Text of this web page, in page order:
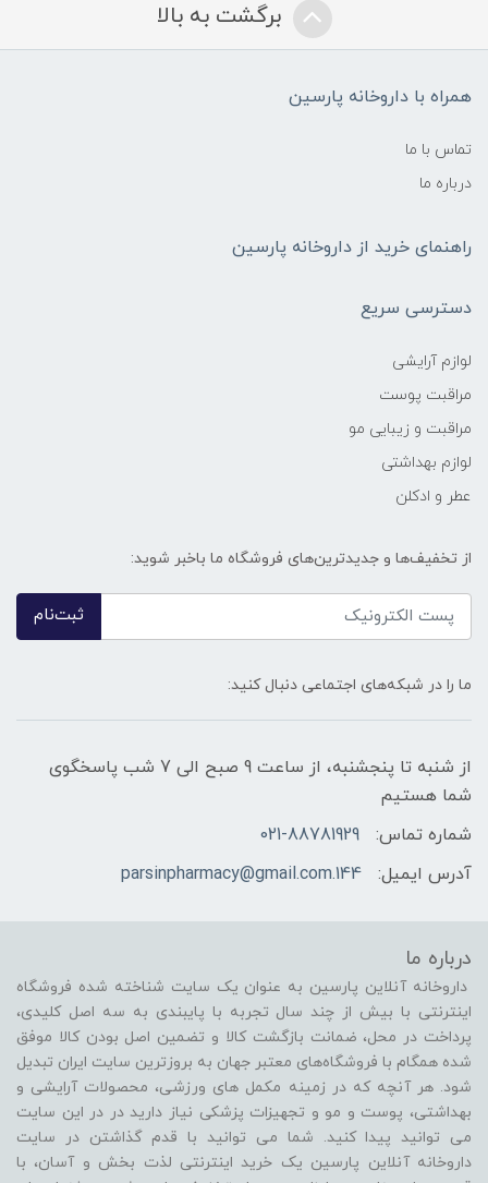
برگشت به بالا
همراه با داروخانه پارسین
تماس با ما
درباره ما
راهنمای خرید از داروخانه پارسین
دسترسی سریع
لوازم آرایشی
مراقبت پوست
مراقبت و زیبایی مو
لوازم بهداشتی
عطر و ادکلن
از تخفیف‌ها و جدیدترین‌های فروشگاه ما باخبر شوید:
ثبت‌نام
ما را در شبکه‌های اجتماعی دنبال کنید:
از شنبه تا پنجشنبه، از ساعت 9 صبح الی 7 شب پاسخگوی
شما هستیم
شماره تماس:
021-88781929
آدرس ایمیل:
144.parsinpharmacy@gmail.com
درباره ما
داروخانه آنلاین پارسین به عنوان یک سایت شناخته شده فروشگاه
اینترنتی با بیش از چند سال تجربه با پایبندی به سه اصل کلیدی،
پرداخت در محل، ضمانت بازگشت کالا و تضمین اصل بودن کالا موفق
شده همگام با فروشگاه‌های معتبر جهان به بروزترین سایت ایران تبدیل
شود. هر آنچه که در زمینه مکمل های ورزشی، محصولات آرایشی و
بهداشتی، پوست و مو و تجهیزات پزشکی نیاز دارید در در این سایت
می توانید پیدا کنید. شما می توانید با قدم گذاشتن در سایت
داروخانه آنلاین پارسین یک خرید اینترنتی لذت بخش و آسان، با